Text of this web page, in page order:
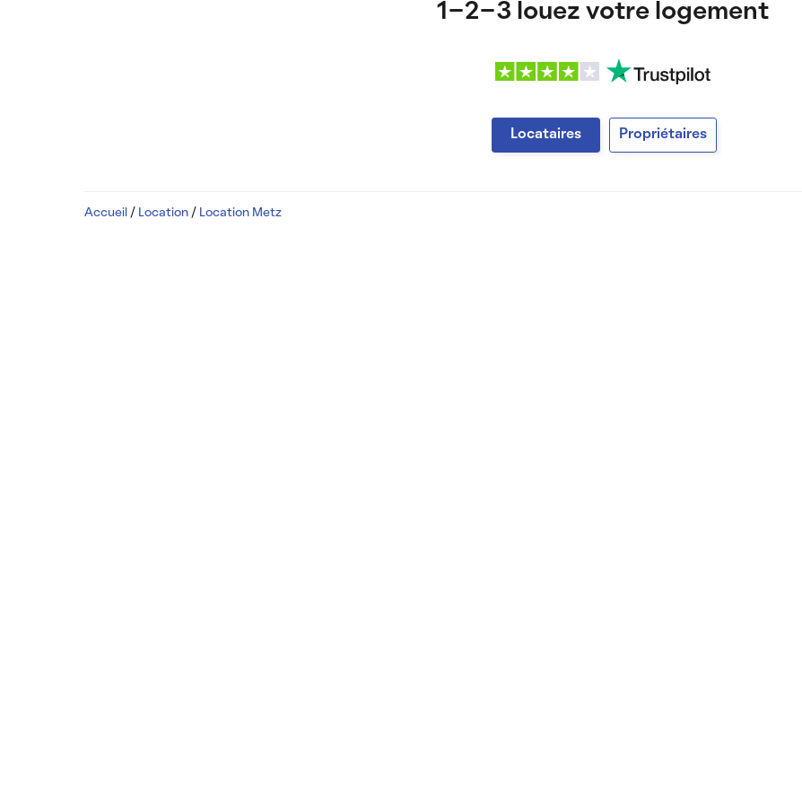
1-2-3 louez votre logement
Locataires Propriétaires
Accueil / Location / Location Metz